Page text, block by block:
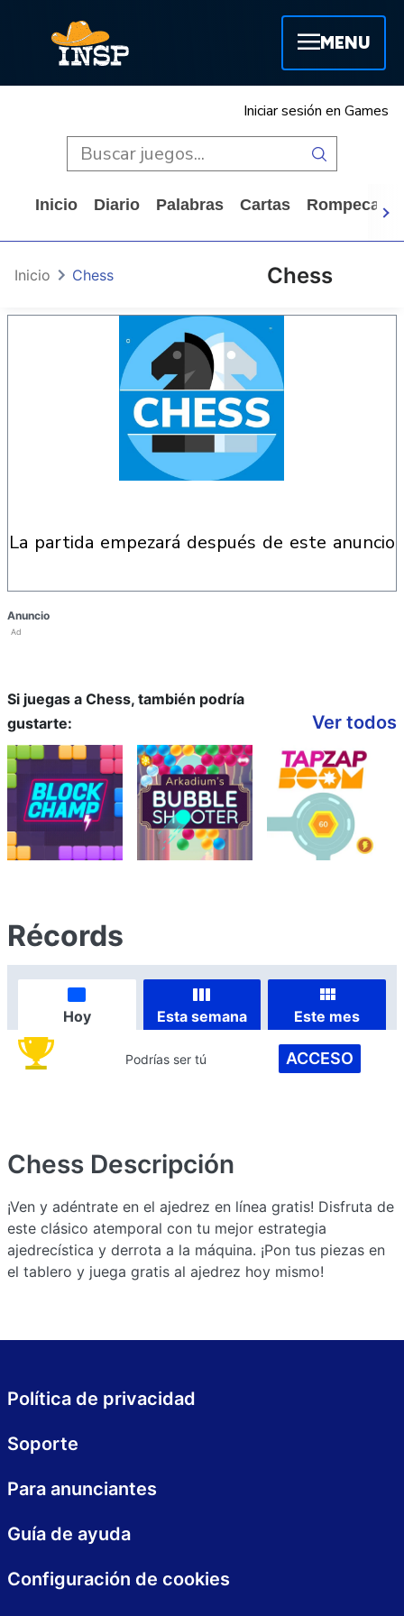
MENU
Iniciar sesión en Games
Inicio Diario Palabras Cartas
Chess
Inicio Chess
la partida empezará después de este anuncio
Anuncio
Ad
Si juegas a Chess, también podría
gustarte:
Ver todos
Récords
Hoy Esta semana Este mes
Podrías ser tú ACCESO
Chess Descripción
¡Ven y adéntrate en el ajedrez en línea gratis! Disfruta de
este clásico atemporal con tu mejor estrategia
ajedrecística y derrota a la máquina. ¡Pon tus piezas en
el tablero y juega gratis al ajedrez hoy mismo!
Política de privacidad
Soporte
Para anunciantes
Guía de ayuda
Configuración de cookies